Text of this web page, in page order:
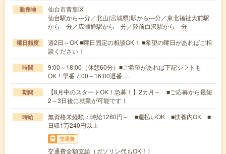
勤務地
仙台市青葉区
仙台駅から---分／北山(宮城県)駅から---分／東北福祉大前駅
から---分／広瀬通駅から---分／陸前白沢駅から---分
曜日頻度
週2日～OK ■曜日固定の相談OK！ ■希望の曜日があればご相
談ください！
時間
9:00～18:00（休憩60分）■ご希望があれば下記シフトも
OK！早番 7:00～16:00遅番 …
期間
【8月中のスタートOK！急募！】2カ月～ ■ご応募から最短
2～3日後に就業が可能です！
時給
無資格未経験：時給1280円～ ■週払いOK ■扶養内OK ■
日収1万240円以上
交通費
交通費全額支給（ガソリン代もOK！）